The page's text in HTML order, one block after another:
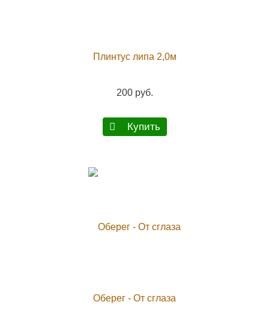
Плинтус липа 2,0м
200 руб.
Купить
Оберег - От сглаза